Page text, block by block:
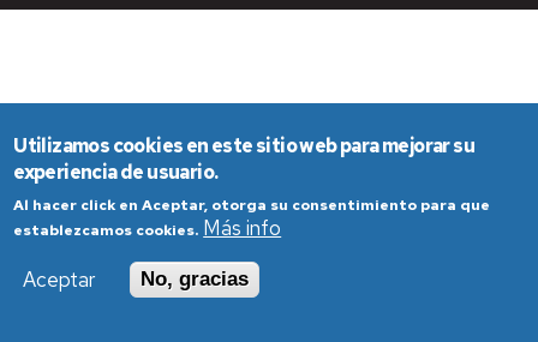
Utilizamos cookies en este sitio web para mejorar su
experiencia de usuario.
Al hacer click en Aceptar, otorga su consentimiento para que
establezcamos cookies. Más info
Aceptar
No, gracias